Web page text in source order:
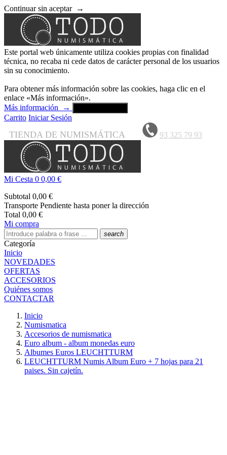
Continuar sin aceptar →
Este portal web únicamente utiliza cookies propias con finalidad
técnica, no recaba ni cede datos de carácter personal de los usuarios
sin su conocimiento.
Para obtener más información sobre las cookies, haga clic en el
enlace «Más información».
Más información
→
Carrito Iniciar Sesión
TIENDA DE NUMISMÁTICA 93 325 79 93
Mi Cesta 0 0,00 €
Subtotal 0,00 €
Transporte Pendiente hasta poner la dirección
Total 0,00 €
Mi compra
search
Categoría
Inicio
NOVEDADES
OFERTAS
ACCESORIOS
Quiénes somos
CONTACTAR
Inicio
Numismatica
Accesorios de numismatica
Euro album - album monedas euro
Albumes Euros LEUCHTTURM
LEUCHTTURM Numis Album Euro + 7 hojas para 21
paises. Sin cajetín.